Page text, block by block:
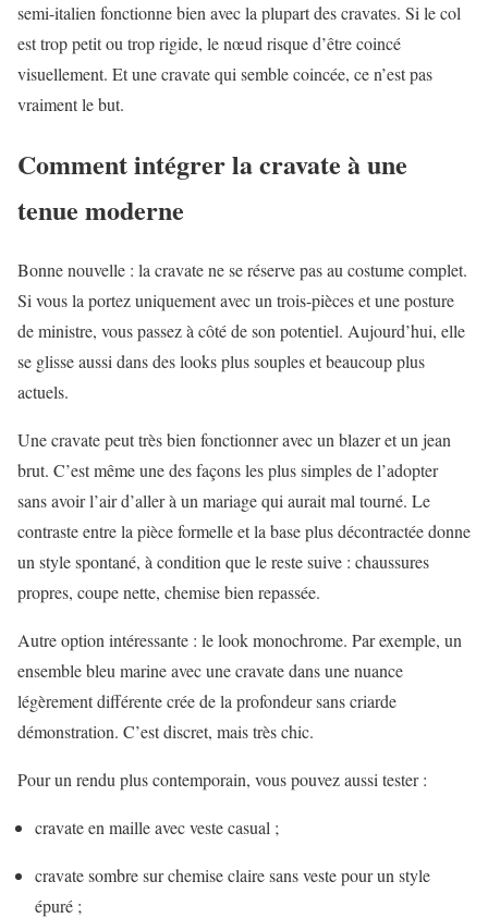
semi-italien fonctionne bien avec la plupart des cravates. Si le col
est trop petit ou trop rigide, le nœud risque d’être coincé
visuellement. Et une cravate qui semble coincée, ce n’est pas
vraiment le but.
Comment intégrer la cravate à une
tenue moderne
Bonne nouvelle : la cravate ne se réserve pas au costume complet.
Si vous la portez uniquement avec un trois-pièces et une posture
de ministre, vous passez à côté de son potentiel. Aujourd’hui, elle
se glisse aussi dans des looks plus souples et beaucoup plus
actuels.
Une cravate peut très bien fonctionner avec un blazer et un jean
brut. C’est même une des façons les plus simples de l’adopter
sans avoir l’air d’aller à un mariage qui aurait mal tourné. Le
contraste entre la pièce formelle et la base plus décontractée donne
un style spontané, à condition que le reste suive : chaussures
propres, coupe nette, chemise bien repassée.
Autre option intéressante : le look monochrome. Par exemple, un
ensemble bleu marine avec une cravate dans une nuance
légèrement différente crée de la profondeur sans criarde
démonstration. C’est discret, mais très chic.
Pour un rendu plus contemporain, vous pouvez aussi tester :
cravate en maille avec veste casual ;
cravate sombre sur chemise claire sans veste pour un style
épuré ;